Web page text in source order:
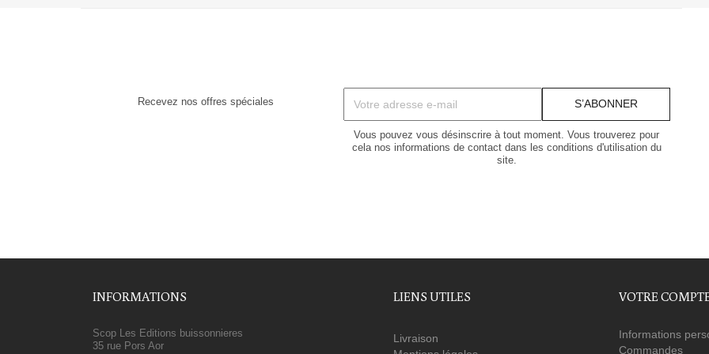
Recevez nos offres spéciales
Vous pouvez vous désinscrire à tout moment. Vous trouverez pour
cela nos informations de contact dans les conditions d'utilisation du
site.
INFORMATIONS
Scop Les Editions buissonnieres
35 rue Pors Aor
LIENS UTILES
Livraison
VOTRE
Informations
Commandes